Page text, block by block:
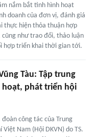
nắm bắt tình hình hoạt
doanh của đơn vị, đánh giá
thực hiện thỏa thuận hợp
cũng như trao đổi, thảo luận
hợp triển khai thời gian tới.
Tàu: Tập trung
phát triển hội
công tác của Trung
Việt Nam (Hội DKVN) do TS.